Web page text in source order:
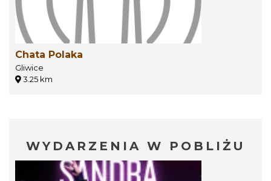
Chata Polaka
Gliwice
3.25 km
WYDARZENIA W POBLIŻU